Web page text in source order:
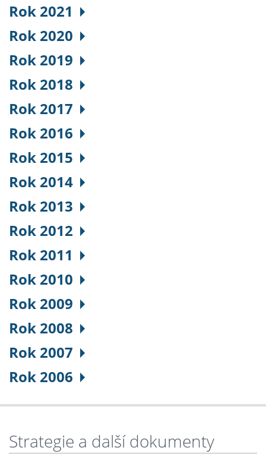
Rok 2021
Rok 2020
Rok 2019
Rok 2018
Rok 2017
Rok 2016
Rok 2015
Rok 2014
Rok 2013
Rok 2012
Rok 2011
Rok 2010
Rok 2009
Rok 2008
Rok 2007
Rok 2006
Strategie a další dokumenty